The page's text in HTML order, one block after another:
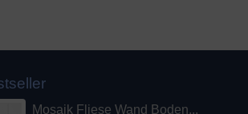
Mosaik Fliese Wand Boden...